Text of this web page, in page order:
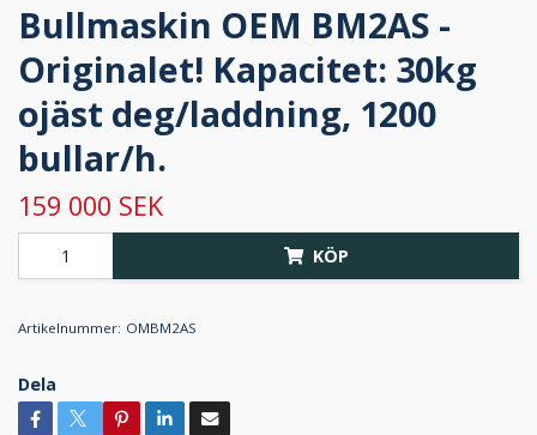
Bullmaskin OEM BM2AS -
Originalet! Kapacitet: 30kg
ojäst deg/laddning, 1200
bullar/h.
159 000 SEK
KÖP
Artikelnummer: OMBM2AS
Dela